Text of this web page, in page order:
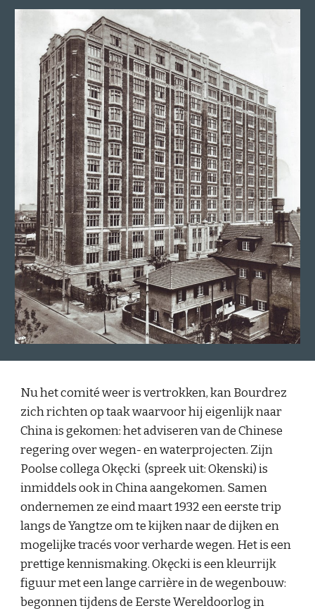
Nu het comité weer is vertrokken, kan Bourdrez
zich richten op taak waarvoor hij eigenlijk naar
China is gekomen: het adviseren van de Chinese
regering over wegen- en waterprojecten. Zijn
Poolse collega Okęcki (spreek uit: Okenski)is
inmiddels ook in China aangekomen. Samen
ondernemen ze eind maart 1932 een eerste trip
langs de Yangtze om te kijken naar de dijken en
mogelijke tracés voor verharde wegen. Het is een
prettige kennismaking. Okęcki is een kleurrijk
figuur met een lange carrière in de wegenbouw:
begonnen tijdens de Eerste Wereldoorlog in